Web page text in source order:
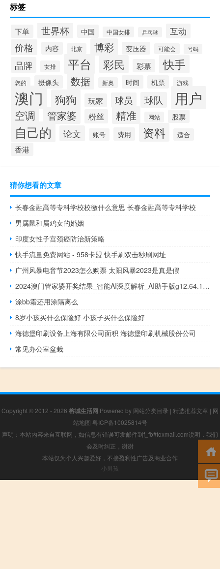
标签
下单 世界杯 中国 中国女排 乒乓球 互动
价格 内容 北京 博彩 变压器 可能会 号码
品牌 女排 平台 彩民 彩票 快手
您的 摄像头 数据 新奥 时间 机票 游戏
澳门 狗狗 玩家 球员 球队 用户
空调 管家婆 粉丝 精准 网站 股票
自己的 论文 账号 费用 资料 适合
香港
猜你想看的文章
长春金融高等专科学校校徽什么意思 长春金融高等专科学校
男属鼠和属鸡女的婚姻
印度女性子宫颈癌防治新策略
快手流量免费网站 - 958卡盟 快手刷双击秒刷网址
广州风暴电音节2023怎么购票 太阳风暴2023是真是假
2024澳门管家婆开奖结果_智能AI深度解析_AI助手版g12.64.1402
涂bb霜还用涂隔离么
8岁小孩买什么保险好 小孩子买什么保险好
海德堡印刷设备上海有限公司面积 海德堡印刷机械股份公司
常见办公室盆栽
Copyright © 2012 - 2026 榕城生活网 Powered by 网站分类目录 | 精选推荐文章 | 网
站地图 粤ICP备10025814号
声明：本站内容来自互联网，如信息有错误可发邮件到f_fb#foxmail.com说明，我们
会及时纠正，谢谢
本站仅为个人兴趣爱好，不接盈利性广告及商业合作
小男孩